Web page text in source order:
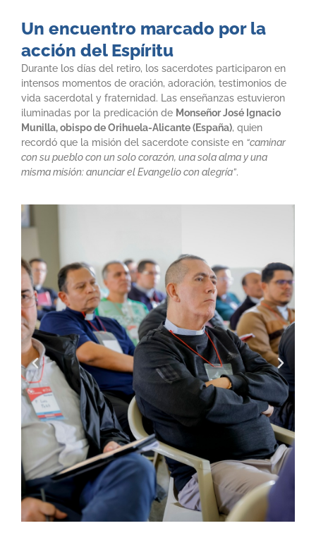
Un encuentro marcado por la
acción del Espíritu
Durante los días del retiro, los sacerdotes participaron en
intensos momentos de oración, adoración, testimonios de
vida sacerdotal y fraternidad. Las enseñanzas estuvieron
iluminadas por la predicación de Monseñor José Ignacio
Munilla, obispo de Orihuela-Alicante (España), quien
recordó que la misión del sacerdote consiste en “caminar
con su pueblo con un solo corazón, una sola alma y una
misma misión: anunciar el Evangelio con alegría”.